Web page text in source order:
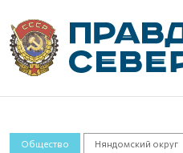
Общество Няндомский округ